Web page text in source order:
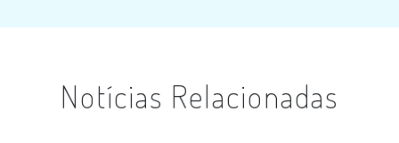
Notícias Relacionadas